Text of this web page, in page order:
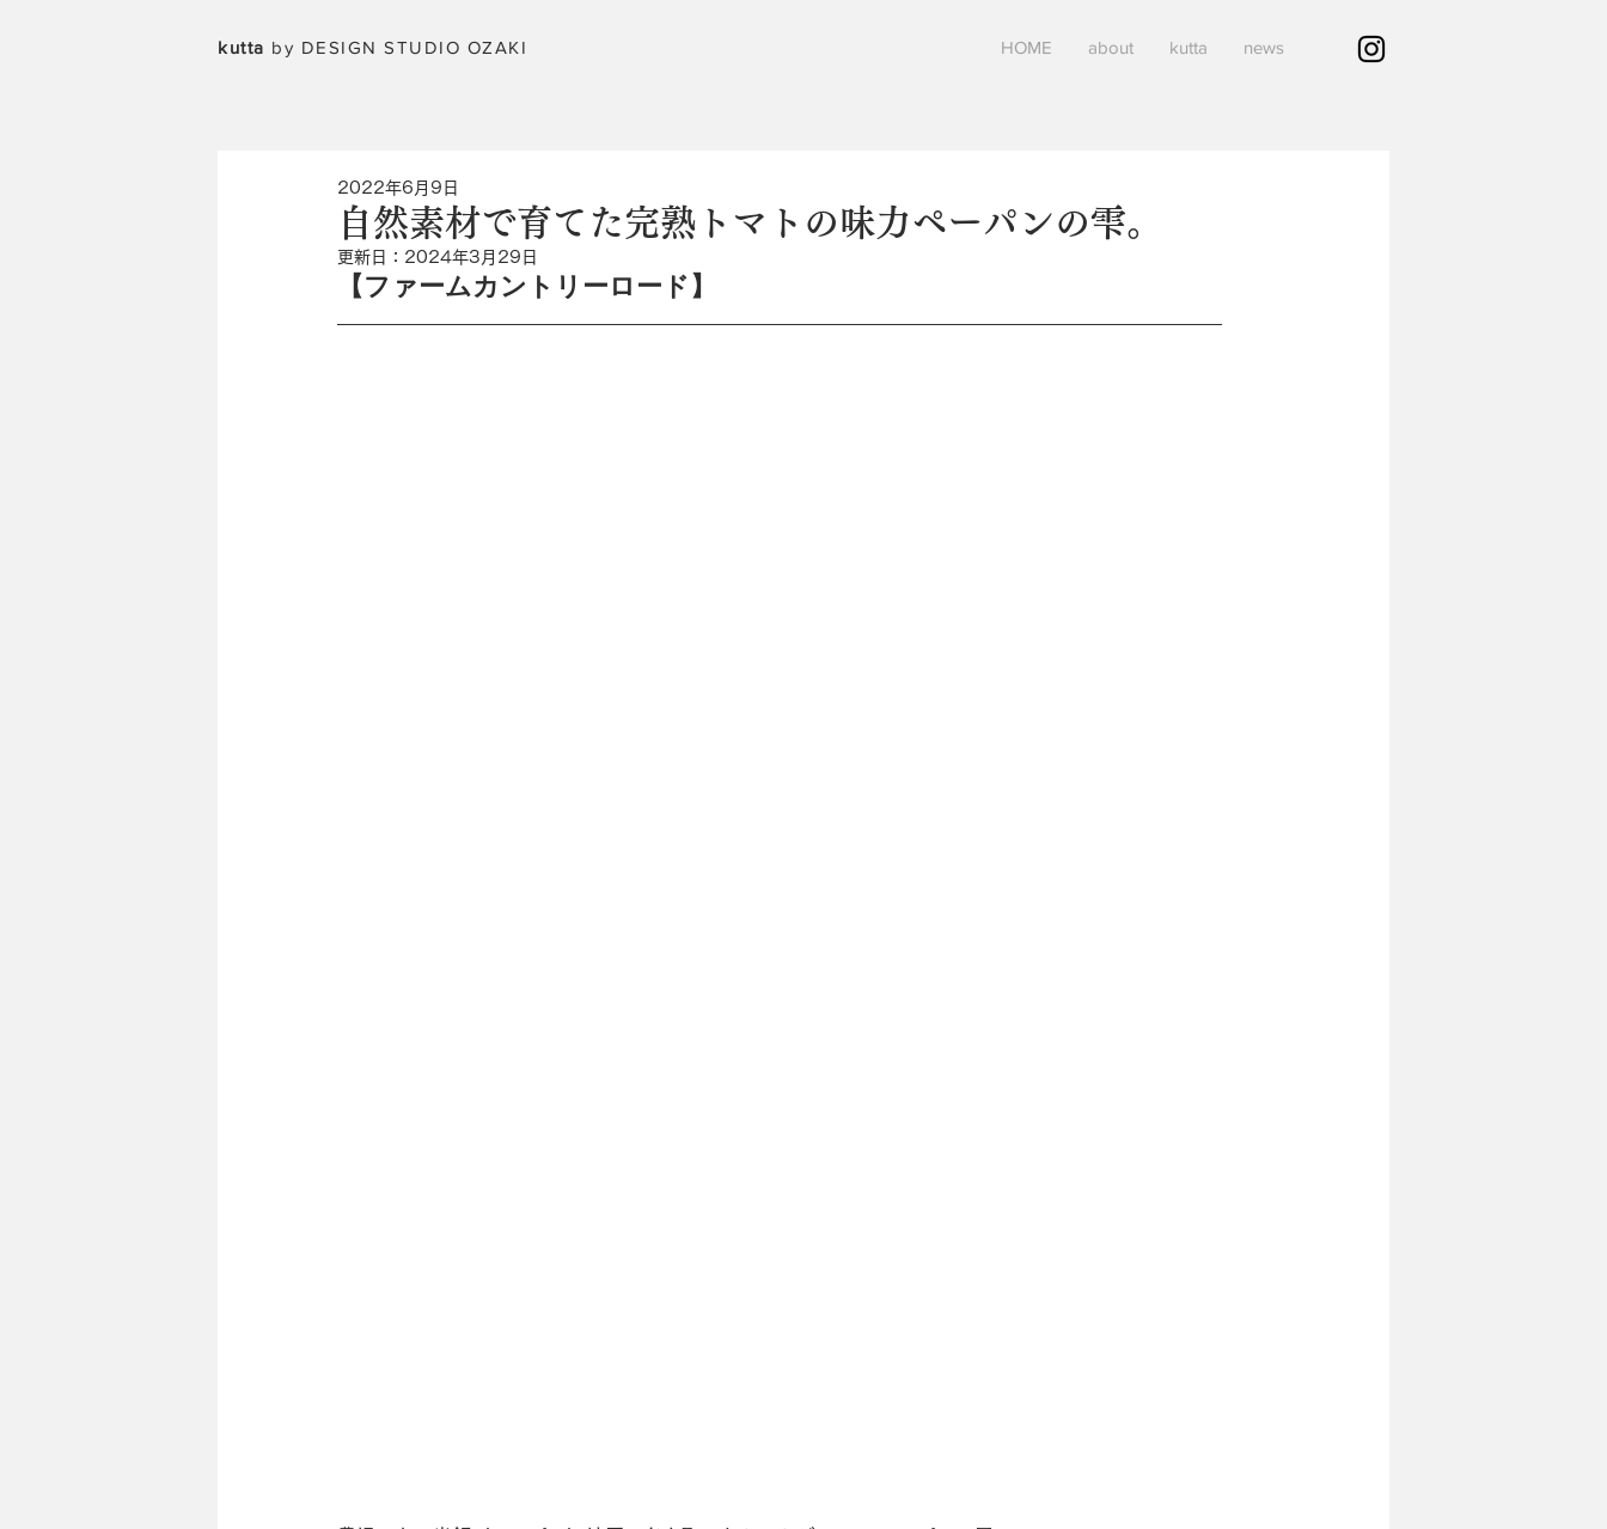
kutta by DESIGN STUDIO OZAKI HOME about kutta news
自然素材で育てた完熟トマトの味力ペーパンの雫。
2022年6月9日
更新日： 2024年3月29日
【ファームカントリーロード】